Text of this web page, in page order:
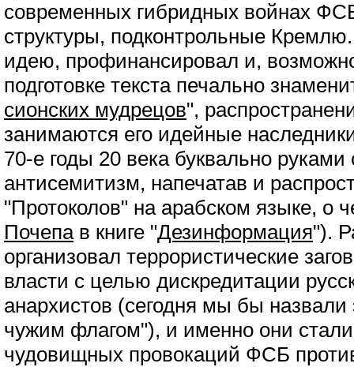
современных гибридных войнах
структуры, подконтрольные
идею, профинансировал и,
подготовке текста печально
сионских мудрецов",
занимаются его идейные
70-е годы 20 века буквально руками
антисемитизм, напечатав и
"Протоколов" на арабском языке, о
Почепав книге "Дезинформация").
организовал террористические
власти с целью дискредитации
анархистов (сегодня мы бы назвали
чужим флагом"), и именно они
чудовищных провокаций ФСБ